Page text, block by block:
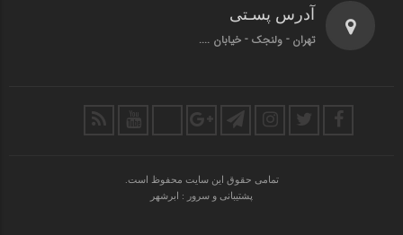
آدرس پسـتی
تهران - ولنجک - خیابان ....
تمامی حقوق این سایت محفوظ است.
پشتیبانی و سرور : ابرشهر